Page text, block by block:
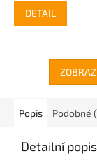
DETAIL
Popis Podobné
Detailní